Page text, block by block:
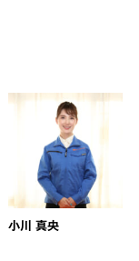
小川 真央